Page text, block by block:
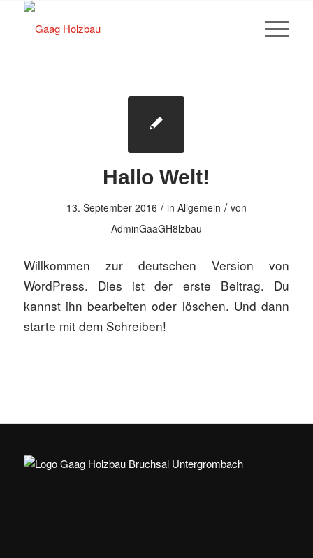
Hallo Welt!
13. September 2016 / in Allgemein / von
AdminGaaGH8lzbau
Willkommen zur deutschen Version von
WordPress. Dies ist der erste Beitrag. Du
kannst ihn bearbeiten oder löschen. Und dann
starte mit dem Schreiben!